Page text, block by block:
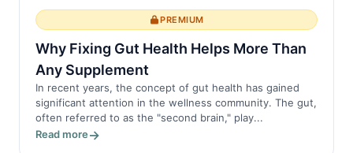
PREMIUM
Why Fixing Gut Health Helps More Than
Any Supplement
In recent years, the concept of gut health has gained
significant attention in the wellness community. The gut,
often referred to as the "second brain," play...
Read more